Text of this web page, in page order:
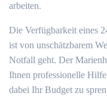
arbeiten.
Die Verfügbarkeit eines
ist von unschätzbarem
Notfall geht.​ Der
Ihnen professionelle
dabei Ihr Budget zu